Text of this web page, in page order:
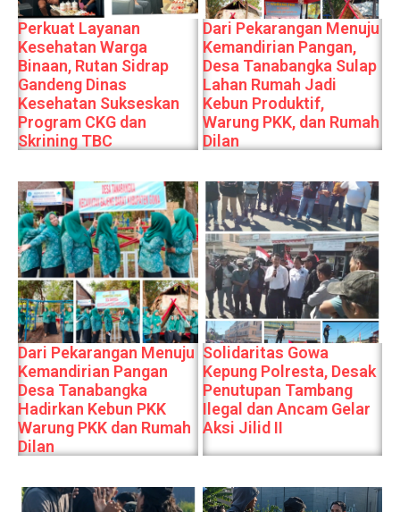
Perkuat Layanan
Kesehatan Warga
Binaan, Rutan Sidrap
Gandeng Dinas
Kesehatan Sukseskan
Program CKG dan
Skrining TBC
Dari Pekarangan Menuju
Kemandirian Pangan,
Desa Tanabangka Sulap
Lahan Rumah Jadi
Kebun Produktif,
Warung PKK, dan Rumah
Dilan
Dari Pekarangan Menuju
Kemandirian Pangan
Desa Tanabangka
Hadirkan Kebun PKK
Warung PKK dan Rumah
Dilan
Solidaritas Gowa
Kepung Polresta, Desak
Penutupan Tambang
Ilegal dan Ancam Gelar
Aksi Jilid II